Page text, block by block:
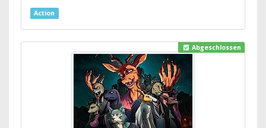
Action
Abgeschlossen